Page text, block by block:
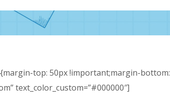
top: 50px !important;margin-
text_color_custom=”#000000″]